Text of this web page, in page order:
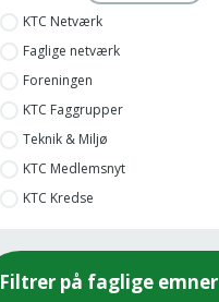
KTC Netværk
Faglige netværk
Foreningen
KTC Faggrupper
Teknik & Miljø
KTC Medlemsnyt
KTC Kredse
Filtrer på faglige emner